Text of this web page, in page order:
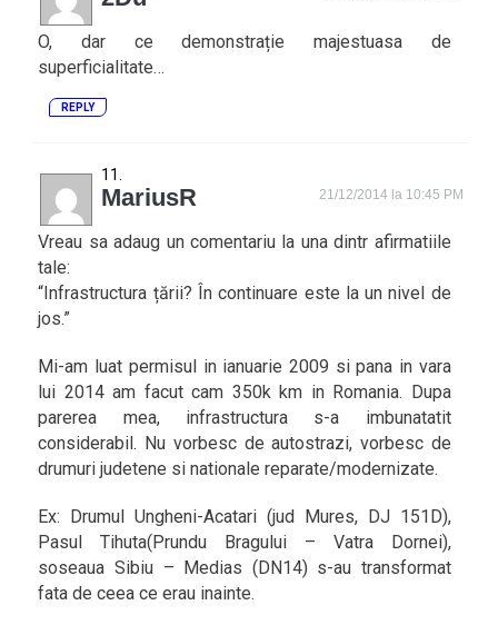
O, dar ce demonstrație majestuasa de
superficialitate…
REPLY
MariusR 21/12/2014 la 10:45 PM
Vreau sa adaug un comentariu la una dintr afirmatiile
tale:
“Infrastructura țării? În continuare este la un nivel de
jos.”
Mi-am luat permisul in ianuarie 2009 si pana in vara
lui 2014 am facut cam 350k km in Romania. Dupa
parerea mea, infrastructura s-a imbunatatit
considerabil. Nu vorbesc de autostrazi, vorbesc de
drumuri judetene si nationale reparate/modernizate.
Ex: Drumul Ungheni-Acatari (jud Mures, DJ 151D),
Pasul Tihuta(Prundu Bragului – Vatra Dornei),
soseaua Sibiu – Medias (DN14) s-au transformat
fata de ceea ce erau inainte.